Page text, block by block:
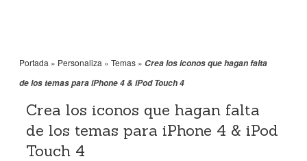
Portada » Personaliza » Temas » Crea los iconos que hagan falta
de los temas para iPhone 4 & iPod Touch 4
Crea los iconos que hagan falta
de los temas para iPhone 4 & iPod
Touch 4